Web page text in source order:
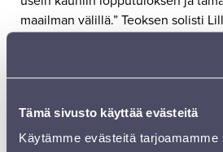
Tämä sivusto käyttää evästeitä
Käytämme evästeitä
maailman välillä.” Teoksen solisti
aikamme kysytyimpiin
on kansainvälisen VALO-kvartetin
vuosikymmenen ajan Sibelius-
alkanutta alttoviuluprofessuuriaan
taidekorkeakoulussa.